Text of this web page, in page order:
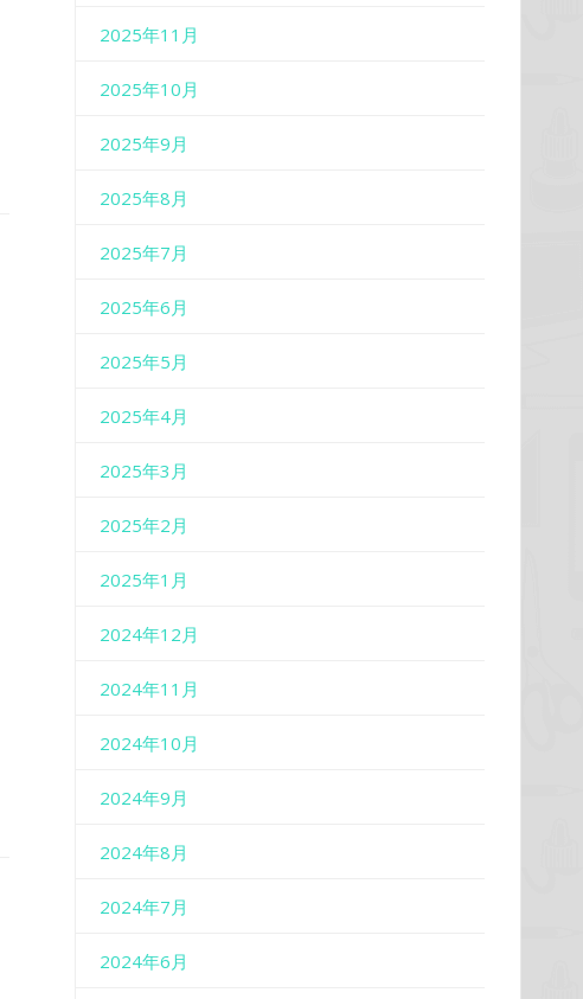
2025年11月
2025年10月
2025年9月
2025年8月
2025年7月
2025年6月
2025年5月
2025年4月
2025年3月
2025年2月
2025年1月
2024年12月
2024年11月
2024年10月
2024年9月
2024年8月
2024年7月
2024年6月